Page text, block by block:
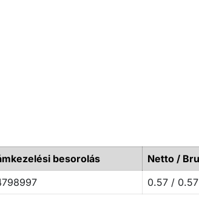
besorolás
Netto /
0.57 / 0.57